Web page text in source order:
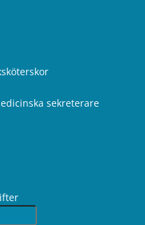
sekreterare